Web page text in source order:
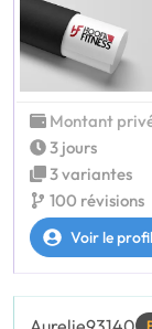
Montant
3 jours
3 variantes
100 révisions
Voir le profil